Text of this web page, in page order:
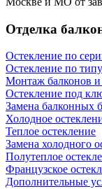
Отделка
Остекление по
Остекление по
Монтаж балконов
Остекление под
Замена балконных
Холодное
Теплое остекление
Замена холодного
Полутеплое
Французское
Дополнительные